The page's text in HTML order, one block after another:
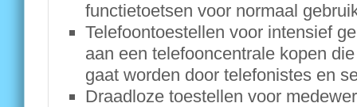
functietoetsen voor normaal
Telefoontoestellen voor intensief
aan een telefooncentrale kopen
gaat worden door telefonistes en
Draadloze toestellen voor